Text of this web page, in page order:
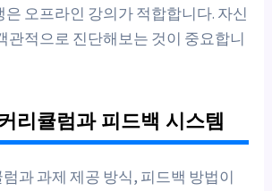
은 오프라인 강의가 적합합니다. 자신
관적으로 진단해보는 것이 중요합니
리큘럼과 피드백 시스템
과 과제 제공 방식, 피드백 방법이